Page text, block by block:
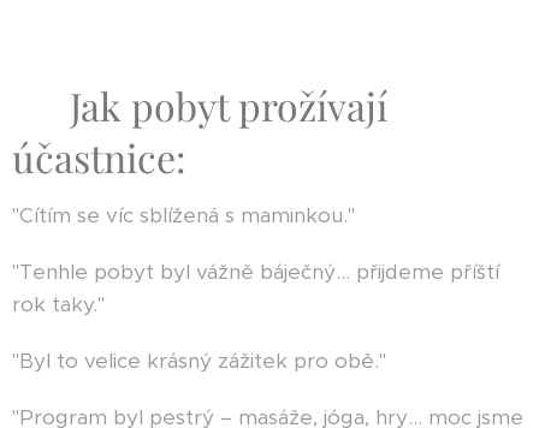
💛 Jak pobyt prožívají
účastnice:
"Cítím se víc sblížená s maminkou."
"Tenhle pobyt byl vážně báječný… přijdeme příští
rok taky."
"Byl to velice krásný zážitek pro obě."
"Program byl pestrý – masáže, jóga, hry… moc jsme